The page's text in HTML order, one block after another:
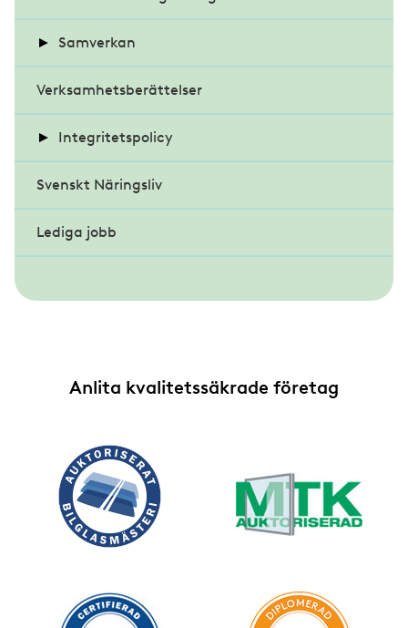
Veteranklubben
Fasaddagen
Fasaddagen 2023
Glasdagen
Glasdagen 2022
Föreningsmöte och kongress
Föreningsmöte 2026
Kvinnligt nätverk
Studieresor/temadagar
Samverkan
Almedalsveckan
Verksamhetsberättelser
Integritetspolicy
Behandling av personuppgifter
Svenskt Näringsliv
Lediga jobb
Anlita kvalitetssäkrade företag